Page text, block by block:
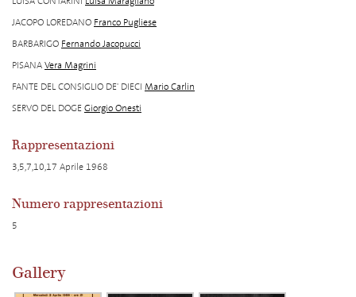
JACOPO LOREDANO Franco Pugliese
BARBARIGO Fernando Jacopucci
PISANAVera Magrini
FANTE DEL CONSIGLIO DE' DIECI Mario Carlin
SERVO DEL DOGEGiorgio Onesti
Rappresentazioni
3,5,7,10,17 Aprile 1968
Numero rappresentazioni
5
Gallery